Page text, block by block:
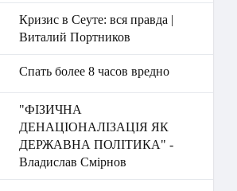
Кризис в Сеуте: вся правда |
Виталий Портников
Спать более 8 часов вредно
"ФІЗИЧНА
ДЕНАЦІОНАЛІЗАЦІЯ ЯК
ДЕРЖАВНА ПОЛІТИКА" -
Владислав Смірнов